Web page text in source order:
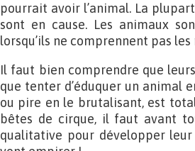
pourrait avoir l’animal. La
sont en cause. Les animaux
lorsqu’ils ne comprennent pas
Il faut bien comprendre que
que tenter d’éduquer un animal
ou pire en le brutalisant, est
bêtes de cirque, il faut avant
qualitative pour développer